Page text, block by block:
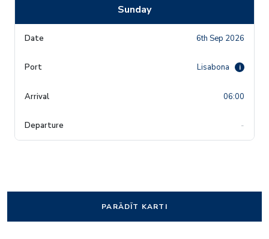
Sunday
6th Sep 2026
Lisabona i
06:00
-
PARĀDĪT KARTI